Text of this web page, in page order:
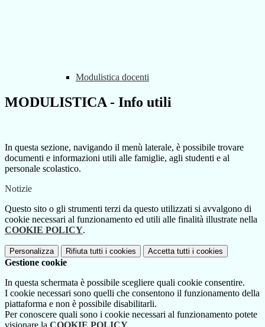
Modulistica docenti
MODULISTICA - Info utili
In questa sezione, navigando il menù laterale, è possibile trovare
documenti e informazioni utili alle famiglie, agli studenti e al
personale scolastico.
Notizie
Questo sito o gli strumenti terzi da questo utilizzati si avvalgono di
cookie necessari al funzionamento ed utili alle finalità illustrate nella
COOKIE POLICY.
Personalizza Rifiuta tutti i cookies Accetta tutti i cookies
Gestione cookie
In questa schermata è possibile scegliere quali cookie consentire.
I cookie necessari sono quelli che consentono il funzionamento della
piattaforma e non è possibile disabilitarli.
Per conoscere quali sono i cookie necessari al funzionamento potete